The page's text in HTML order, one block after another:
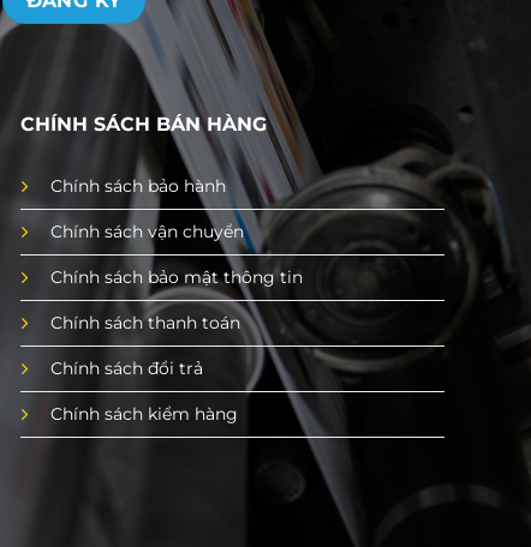
CHÍNH SÁCH BÁN HÀNG
Chính sách bảo hành
Chính sách vận chuyển
Chính sách bảo mật thông tin
Chính sách thanh toán
Chính sách đổi trả
Chính sách kiểm hàng